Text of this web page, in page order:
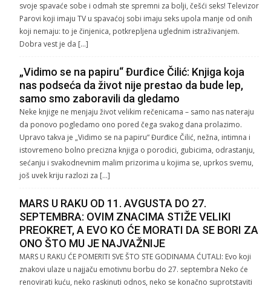
svoje spavaće sobe i odmah ste spremni za bolji, češći seks! Televizor
Parovi koji imaju TV u spavaćoj sobi imaju seks upola manje od onih
koji nemaju: to je činjenica, potkrepljena uglednim istraživanjem.
Dobra vest je da […]
„Vidimo se na papiru“ Đurđice Čilić: Knjiga koja
nas podseća da život nije prestao da bude lep,
samo smo zaboravili da gledamo
Neke knjige ne menjaju život velikim rečenicama – samo nas nateraju
da ponovo pogledamo ono pored čega svakog dana prolazimo.
Upravo takva je „Vidimo se na papiru“ Đurđice Čilić, nežna, intimna i
istovremeno bolno precizna knjiga o porodici, gubicima, odrastanju,
sećanju i svakodnevnim malim prizorima u kojima se, uprkos svemu,
još uvek kriju razlozi za […]
MARS U RAKU OD 11. AVGUSTA DO 27.
SEPTEMBRA: OVIM ZNACIMA STIŽE VELIKI
PREOKRET, A EVO KO ĆE MORATI DA SE BORI ZA
ONO ŠTO MU JE NAJVAŽNIJE
MARS U RAKU ĆE POMERITI SVE ŠTO STE GODINAMA ĆUTALI: Evo koji
znakovi ulaze u najjaču emotivnu borbu do 27. septembra Neko će
renovirati kuću, neko raskinuti odnos, neko se konačno suprotstaviti